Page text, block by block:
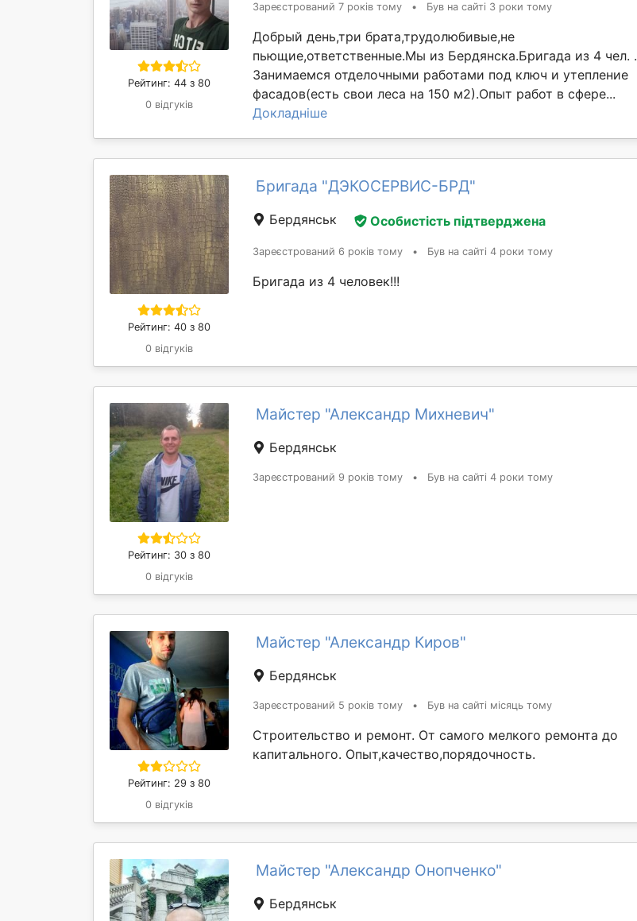
Рейтинг: 44 з 80
0 відгуків
Зареєстрований 7 років тому • Був на сайті 3 роки тому
Добрый день,три брата,трудолюбивые,не
пьющие,ответственные.Мы из Бердянска.Бригада из 4 чел. .
Занимаемся отделочными работами под ключ и утепление
фасадов(есть свои леса на 150 м2).Опыт работ в сфере...
Докладніше
Рейтинг: 40 з 80
0 відгуків
Бригада "ДЭКОСЕРВИС-БРД"
Бердянськ Особистість підтверджена
Зареєстрований 6 років тому • Був на сайті 4 роки тому
Бригада из 4 человек!!!
Рейтинг: 30 з 80
0 відгуків
Майстер "Александр Михневич"
Бердянськ
Зареєстрований 9 років тому • Був на сайті 4 роки тому
Рейтинг: 29 з 80
0 відгуків
Майстер "Александр Киров"
Бердянськ
Зареєстрований 5 років тому • Був на сайті місяць тому
Строительство и ремонт. От самого мелкого ремонта до
капитального. Опыт,качество,порядочность.
Майстер "Александр Онопченко"
Бердянськ